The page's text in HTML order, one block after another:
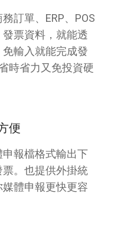
訂單、ERP、POS
票資料，就能透
免輸入就能完成發
時省力又免投資硬
便
報檔格式輸出下
。也提供外掛統
體申報更快更容